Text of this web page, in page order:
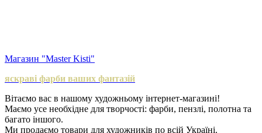
Магазин "Master Kisti"
яскраві фарби ваших фантазій
Вітаємо вас в нашому художньому інтернет-магазині!
Маємо усе необхідне для творчості: фарби, пензлі, полотна та
багато іншого.
Ми продаємо товари для художників по всій Україні.